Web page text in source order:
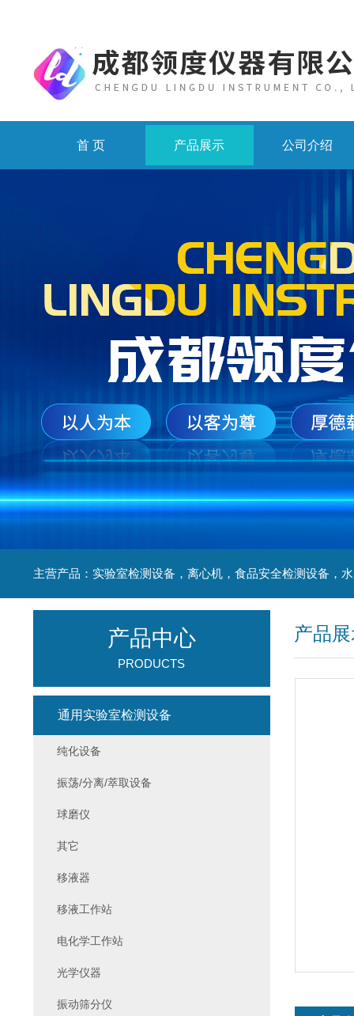
首 页 产品展示 公司介绍
产品
产品中心
PRODUCTS
通用实验室检测设备
纯化设备
振荡/分离/萃取设备
球磨仪
其它
移液器
移液工作站
电化学工作站
光学仪器
振动筛分仪